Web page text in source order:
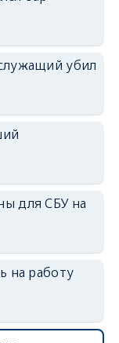
erid: 2SDnjdvhGXG
убил
для СБУ на
на работу